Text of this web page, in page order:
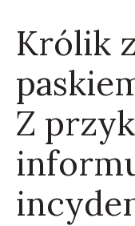
Królik
Z